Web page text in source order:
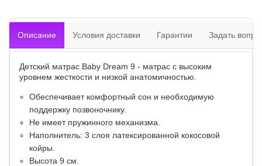
Описание Условия доставки Гарантии Задать
Детский матрас Baby Dream 9 - матрас с высоким
уровнем жесткости и низкой анатомичностью.
Обеспечивает комфортный сон и необходимую
поддержку позвоночнику.
Не имеет пружинного механизма.
Наполнитель: 3 слоя латексированной кокосовой
койры.
Высота 9 см.